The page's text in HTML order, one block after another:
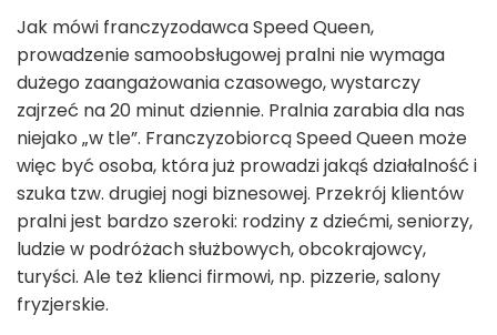
Jak mówi franczyzodawca Speed Queen,
prowadzenie samoobsługowej pralni nie wymaga
dużego zaangażowania czasowego, wystarczy
zajrzeć na 20 minut dziennie. Pralnia zarabia dla nas
niejako „w tle”. Franczyzobiorcą Speed Queen może
więc być osoba, która już prowadzi jakąś działalność i
szuka tzw. drugiej nogi biznesowej. Przekrój klientów
pralni jest bardzo szeroki: rodziny z dziećmi, seniorzy,
ludzie w podróżach służbowych, obcokrajowcy,
turyści. Ale też klienci firmowi, np. pizzerie, salony
fryzjerskie.